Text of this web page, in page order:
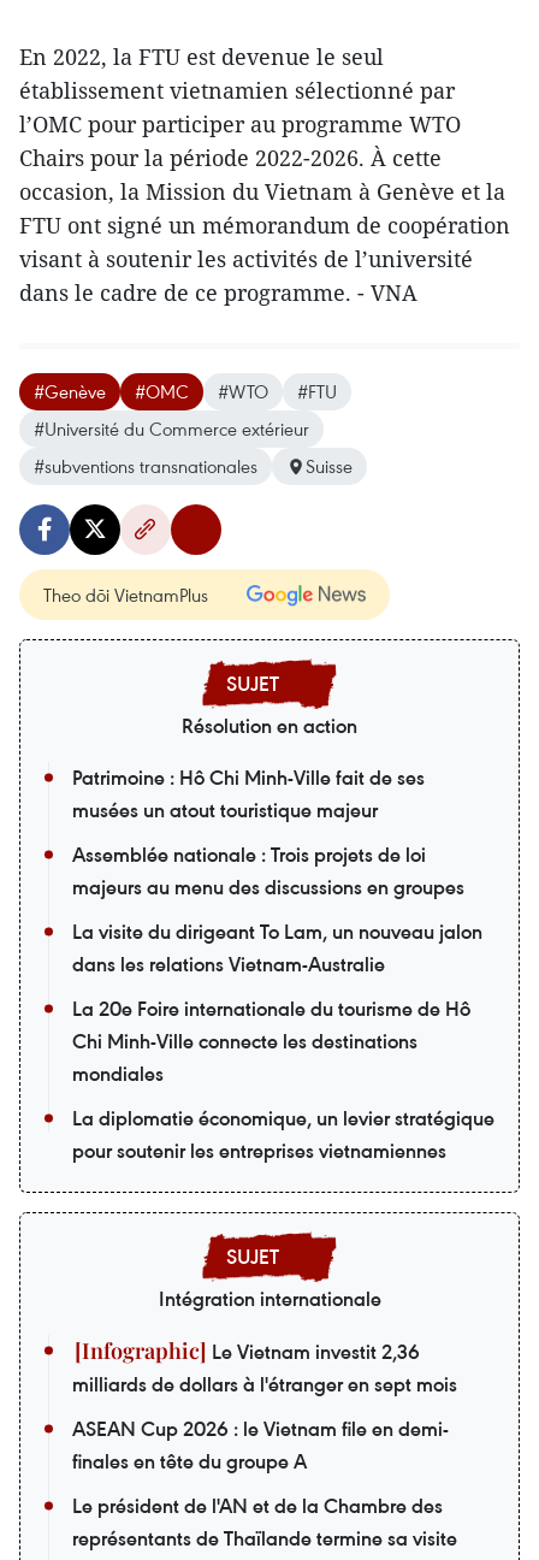
En 2022, la FTU est devenue le seul
établissement vietnamien sélectionné par
l’OMC pour participer au programme WTO
Chairs pour la période 2022-2026. À cette
occasion, la Mission du Vietnam à Genève et la
FTU ont signé un mémorandum de coopération
visant à soutenir les activités de l’université
dans le cadre de ce programme. - VNA
#Genève #OMC #WTO
#FTU
#Université du Commerce extérieur
#subventions transnationales
Suisse
Theo dõi VietnamPlus
Résolution en action
Patrimoine : Hô Chi Minh-Ville fait de ses
musées un atout touristique majeur
Assemblée nationale : Trois projets de loi
majeurs au menu des discussions en groupes
La visite du dirigeant To Lam, un nouveau jalon
dans les relations Vietnam-Australie
La 20e Foire internationale du tourisme de Hô
Chi Minh-Ville connecte les destinations
mondiales
La diplomatie économique, un levier stratégique
pour soutenir les entreprises vietnamiennes
Intégration internationale
Le Vietnam investit 2,36
milliards de dollars à l'étranger en sept mois
ASEAN Cup 2026 : le Vietnam file en demi-
finales en tête du groupe A
Le président de l'AN et de la Chambre des
représentants de Thaïlande termine sa visite